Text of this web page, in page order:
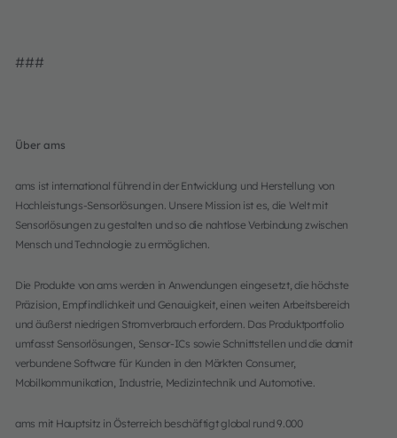
###
Über ams
ams ist international führend in der Entwicklung und Herstellung von
Hochleistungs-Sensorlösungen. Unsere Mission ist es, die Welt mit
Sensorlösungen zu gestalten und so die nahtlose Verbindung zwischen
Mensch und Technologie zu ermöglichen.
Die Produkte von ams werden in Anwendungen eingesetzt, die höchste
Präzision, Empfindlichkeit und Genauigkeit, einen weiten Arbeitsbereich
und äußerst niedrigen Stromverbrauch erfordern. Das Produktportfolio
umfasst Sensorlösungen, Sensor-ICs sowie Schnittstellen und die damit
verbundene Software für Kunden in den Märkten Consumer,
Mobilkommunikation, Industrie, Medizintechnik und Automotive.
ams mit Hauptsitz in Österreich beschäftigt global rund 9.000